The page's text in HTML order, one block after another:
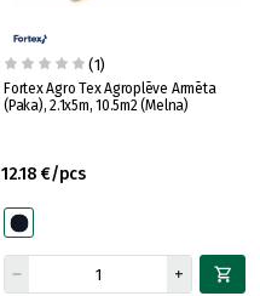
(1)
Fortex Agro Tex Agroplēve Armēta
(Paka), 2.1x5m, 10.5m2 (Melna)
12.18 €/pcs